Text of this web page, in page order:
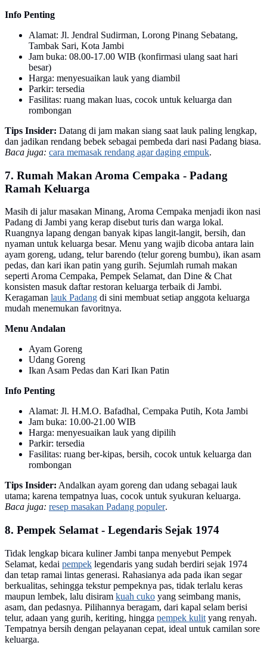
Info Penting
Alamat: Jl. Jendral Sudirman, Lorong Pinang Sebatang,
Tambak Sari, Kota Jambi
Jam buka: 08.00-17.00 WIB (konfirmasi ulang saat hari
besar)
Harga: menyesuaikan lauk yang diambil
Parkir: tersedia
Fasilitas: ruang makan luas, cocok untuk keluarga dan
rombongan
Tips Insider: Datang di jam makan siang saat lauk paling lengkap,
dan jadikan rendang bebek sebagai pembeda dari nasi Padang biasa.
Baca juga: cara memasak rendang agar daging empuk.
7. Rumah Makan Aroma Cempaka - Padang
Ramah Keluarga
Masih di jalur masakan Minang, Aroma Cempaka menjadi ikon nasi
Padang di Jambi yang kerap disebut turis dan warga lokal.
Ruangnya lapang dengan banyak kipas langit-langit, bersih, dan
nyaman untuk keluarga besar. Menu yang wajib dicoba antara lain
ayam goreng, udang, telur barendo (telur goreng bumbu), ikan asam
pedas, dan kari ikan patin yang gurih. Sejumlah rumah makan
seperti Aroma Cempaka, Pempek Selamat, dan Dine & Chat
konsisten masuk daftar restoran keluarga terbaik di Jambi.
Keragaman lauk Padang di sini membuat setiap anggota keluarga
mudah menemukan favoritnya.
Menu Andalan
Ayam Goreng
Udang Goreng
Ikan Asam Pedas dan Kari Ikan Patin
Info Penting
Alamat: Jl. H.M.O. Bafadhal, Cempaka Putih, Kota Jambi
Jam buka: 10.00-21.00 WIB
Harga: menyesuaikan lauk yang dipilih
Parkir: tersedia
Fasilitas: ruang ber-kipas, bersih, cocok untuk keluarga dan
rombongan
Tips Insider: Andalkan ayam goreng dan udang sebagai lauk
utama; karena tempatnya luas, cocok untuk syukuran keluarga.
Baca juga: resep masakan Padang populer.
8. Pempek Selamat - Legendaris Sejak 1974
Tidak lengkap bicara kuliner Jambi tanpa menyebut Pempek
Selamat, kedai pempek legendaris yang sudah berdiri sejak 1974
dan tetap ramai lintas generasi. Rahasianya ada pada ikan segar
berkualitas, sehingga tekstur pempeknya pas, tidak terlalu keras
maupun lembek, lalu disiram kuah cuko yang seimbang manis,
asam, dan pedasnya. Pilihannya beragam, dari kapal selam berisi
telur, adaan yang gurih, keriting, hingga pempek kulit yang renyah.
Tempatnya bersih dengan pelayanan cepat, ideal untuk camilan sore
keluarga.